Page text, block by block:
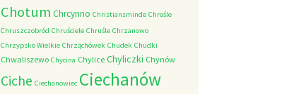
Chotum Chrcynno Christiansminde Chrośle
Chruszczobród Chruściele Chruśle Chrzanowo
Chrzypsko Wielkie Chrząchówek Chudek Chudki
Chwaliszewo Chycina Chylice Chyliczki Chynów
Ciche Ciechanowiec Ciechanów